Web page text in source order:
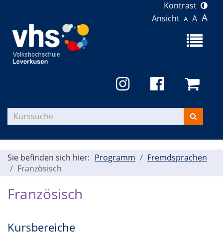
Kontrast
Ansicht A A A
Menü
Kurse
suchen
Sie befinden sich hier: Programm
Fremdsprachen
Französisch
Französisch
Kursbereiche